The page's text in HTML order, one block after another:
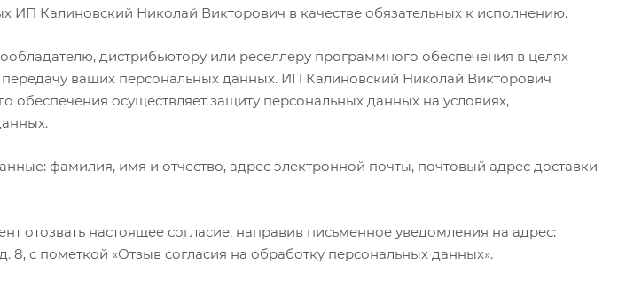
ИП Калиновский Николай Викторович в качестве обязательных к исполнению.
дистрибьютору или реселлеру программного обеспечения в целях
ваших персональных данных. ИП Калиновский Николай Викторович
обеспечения осуществляет защиту персональных данных на условиях,
фамилия, имя и отчество, адрес электронной почты, почтовый адрес доставки
отозвать настоящее согласие, направив письменное уведомления на адрес:
8, с пометкой «Отзыв согласия на обработку персональных данных».